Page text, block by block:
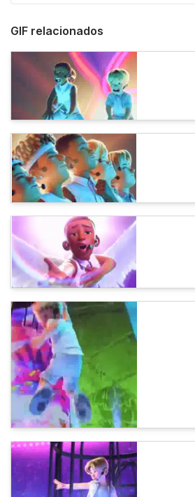
GIF relacionados